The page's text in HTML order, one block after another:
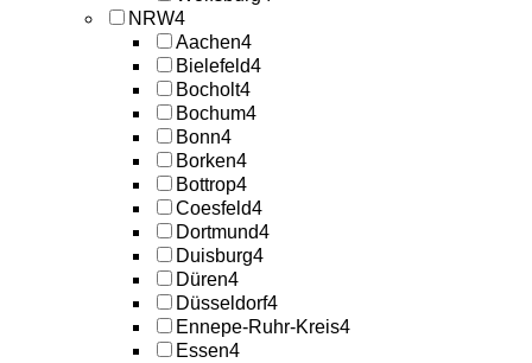
NRW4
Aachen4
Bielefeld4
Bocholt4
Bochum4
Bonn4
Borken4
Bottrop4
Coesfeld4
Dortmund4
Duisburg4
Düren4
Düsseldorf4
Ennepe-Ruhr-Kreis4
Essen4